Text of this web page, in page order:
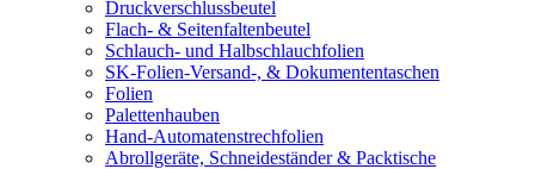
Druckverschlussbeutel
Flach- & Seitenfaltenbeutel
Schlauch- und Halbschlauchfolien
SK-Folien-Versand-, & Dokumententaschen
Folien
Palettenhauben
Hand-Automatenstrechfolien
Abrollgeräte, Schneideständer & Packtische